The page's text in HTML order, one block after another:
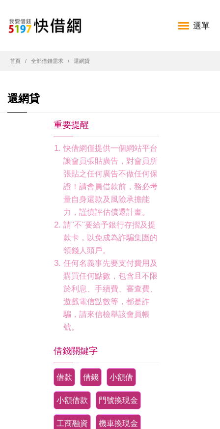
選單
首頁 全部借錢需求 還網貸
還網貸
重要提醒
快借網僅提供一個網站平台
讓會員張貼廣告，對會員所
張貼之任何廣告不做任何保
證！請會員借款前，務必考
量自身還款及風險承擔能
力，謹慎評估償還計畫。
請"不"要給予銀行存摺及提
款卡，以免成為詐騙集團的
領錢人頭戶。
任何名義事先要支付費用及
購買任何點數，包含且不限
於利息、手續費、審查費、
遊戲電信點數等，都是詐
騙，請來信檢舉該會員帳
號。
借錢關鍵字
借款 借錢 小額借
小額借款 門號換現金
工商融資 機車換現金